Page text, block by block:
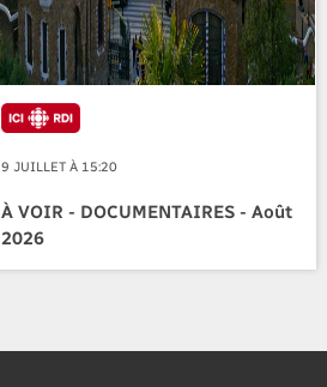
9 JUILLET À 15:20
À VOIR - DOCUMENTAIRES - Août
2026